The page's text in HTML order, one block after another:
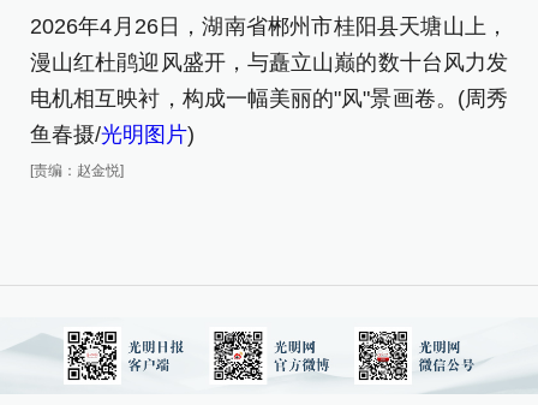
2026年4月26日，湖南省郴州市桂阳县天塘山上，
漫山红杜鹃迎风盛开，与矗立山巅的数十台风力发
电机相互映衬，构成一幅美丽的"风"景画卷。(周秀
鱼春摄/光明图片)
[责编：赵金悦]